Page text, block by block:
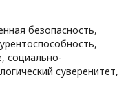
безопасность,
социально-
суверенитет,